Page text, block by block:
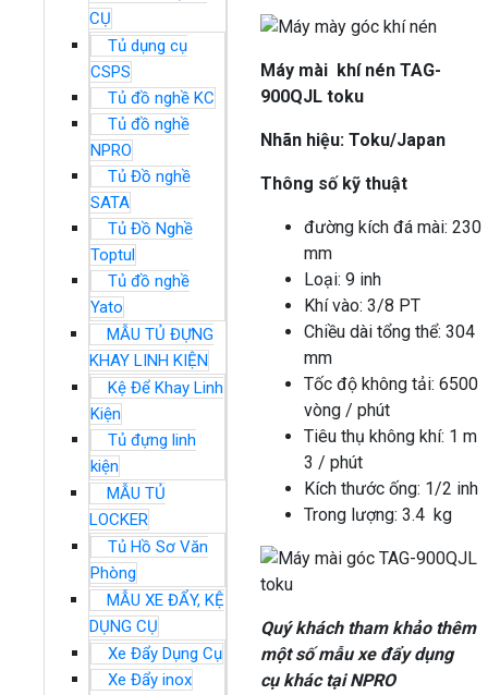
CỤ
Tủ dụng cụ
CSPS
Tủ đồ nghề KC
Tủ đồ nghề
NPRO
Tủ Đồ nghề
SATA
Tủ Đồ Nghề
Toptul
Tủ đồ nghề
Yato
MẪU TỦ ĐỰNG
KHAY LINH KIỆN
Kệ Để Khay Linh
Kiện
Tủ đựng linh
kiện
MẪU TỦ
LOCKER
Tủ Hồ Sơ Văn
Phòng
MẪU XE ĐẨY, KỆ
DỤNG CỤ
Xe Đẩy Dụng Cụ
Xe Đẩy inox
Máy mài khí nén TAG-
900QJL toku
Nhãn hiệu: Toku/Japan
Thông số kỹ thuật
đường kích đá mài: 230
mm
Loại: 9 inh
Khí vào: 3/8 PT
Chiều dài tổng thể: 304
mm
Tốc độ không tải: 6500
vòng / phút
Tiêu thụ không khí: 1 m
3 / phút
Kích thước ống: 1/2 inh
Trong lượng: 3.4 kg
Quý khách tham khảo thêm
một số mẫu xe đẩy dụng
cụ khác tại NPRO